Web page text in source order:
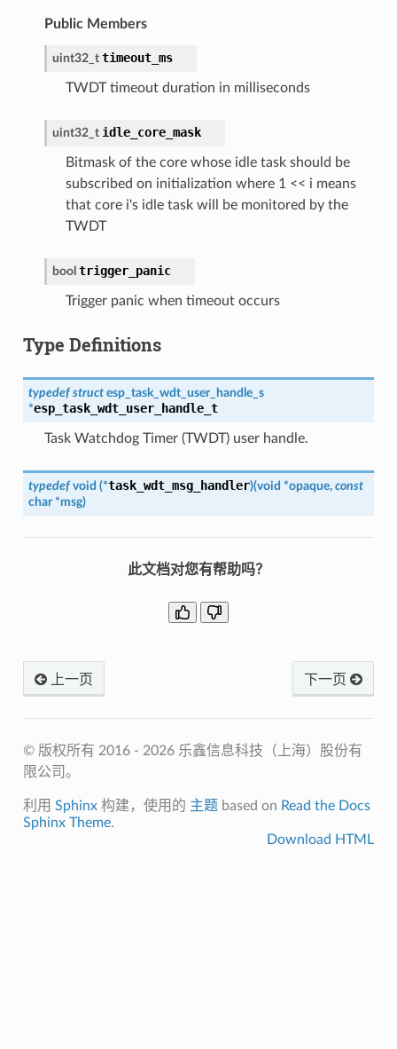
Public Members
uint32_t timeout_ms
TWDT timeout duration in milliseconds
uint32_t idle_core_mask
Bitmask of the core whose idle task should be
subscribed on initialization where 1 << i means
that core i's idle task will be monitored by the
TWDT
bool trigger_panic
Trigger panic when timeout occurs
Type Definitions
typedef struct esp_task_wdt_user_handle_s
*esp_task_wdt_user_handle_t
Task Watchdog Timer (TWDT) user handle.
typedef void (*task_wdt_msg_handler)(void *opaque, const
char *msg)
此文档对您有帮助吗？
上一页 下一页
© 版权所有 2016 - 2026 乐鑫信息科技（上海）股份有
限公司。
利用 Sphinx构建，使用的 主题 based on Read the Docs
Sphinx Theme.
Download HTML